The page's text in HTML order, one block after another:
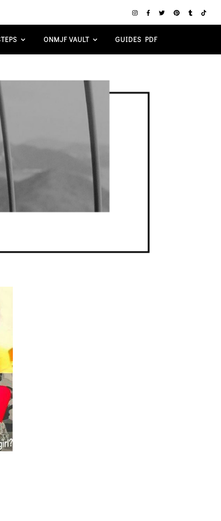
ONMJF VAULT GUIDES PDF